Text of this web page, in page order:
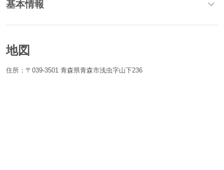
基本情報
地図
住所：〒039-3501 青森県青森市浅虫字山下236